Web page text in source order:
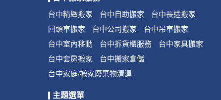
台中精緻搬家 台中自助搬家
台中長途搬家
回頭車搬家
台中公司搬家
台中吊車搬家
台中室內移動
台中拆貨櫃服務
台中家具搬家
台中套房搬家
台中搬家倉儲
台中家庭/搬家廢棄物清運
主題選單